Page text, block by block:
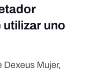
uno
Dexeus Mujer,